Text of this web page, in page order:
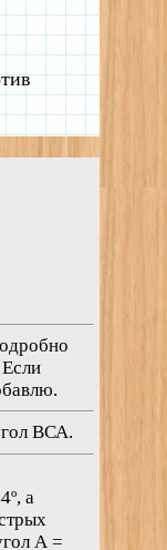
ВСА.
а
А =